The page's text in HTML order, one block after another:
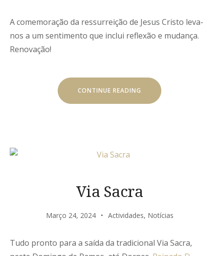
A comemoração da ressurreição de Jesus Cristo leva-
nos a um sentimento que inclui reflexão e mudança.
Renovação!
CONTINUE READING
PÁSCOA”
Via Sacra
Março 24, 2024 Actividades, Notícias
Tudo pronto para a saída da tradicional Via Sacra,